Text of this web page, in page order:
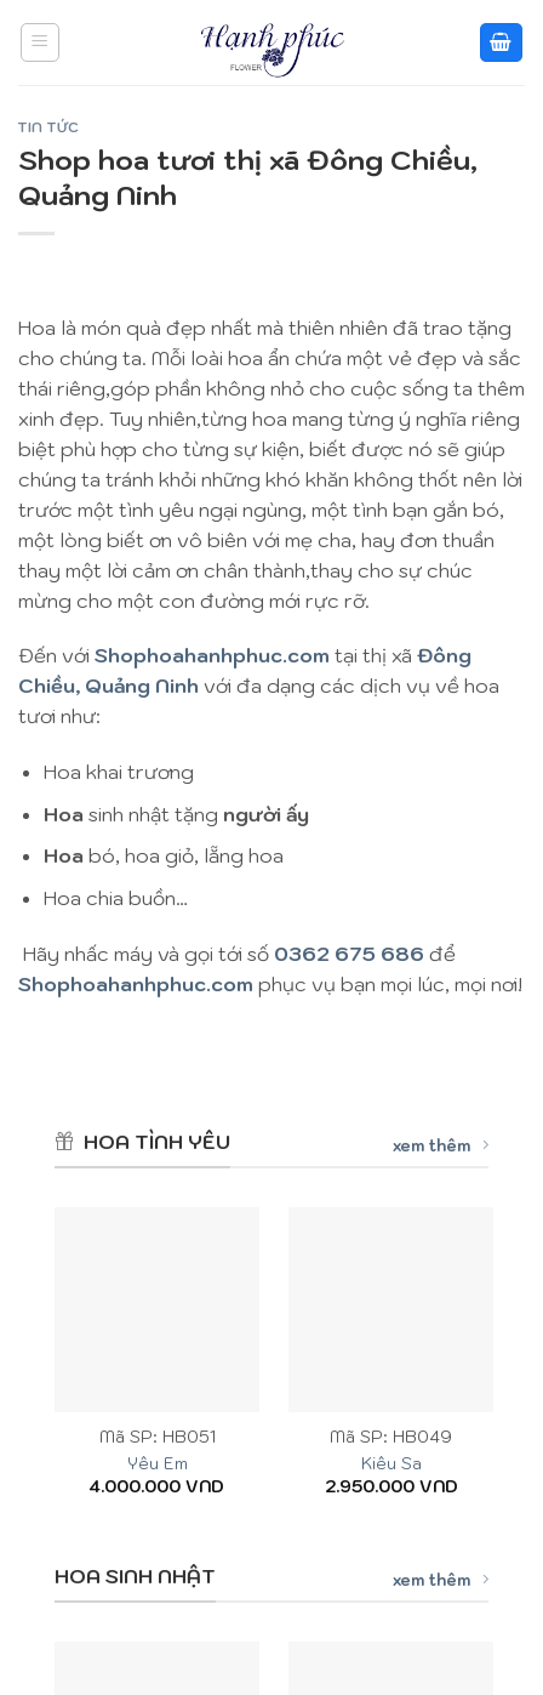
TIN TỨC
Shop hoa tươi thị xã Đông Chiều,
Quảng Ninh
Hoa là món quà đẹp nhất mà thiên nhiên đã trao tặng
cho chúng ta. Mỗi loài hoa ẩn chứa một vẻ đẹp và sắc
thái riêng,góp phần không nhỏ cho cuộc sống ta thêm
xinh đẹp. Tuy nhiên,từng hoa mang từng ý nghĩa riêng
biệt phù hợp cho từng sự kiện, biết được nó sẽ giúp
chúng ta tránh khỏi những khó khăn không thốt nên lời
trước một tình yêu ngại ngùng, một tình bạn gắn bó,
một lòng biết ơn vô biên với mẹ cha, hay đơn thuần
thay một lời cảm ơn chân thành,thay cho sự chúc
mừng cho một con đường mới rực rỡ.
Đến với Shophoahanhphuc.com tại thị xã Đông
Chiều, Quảng Ninh với đa dạng các dịch vụ về hoa
tươi như:
Hoa khai trương
Hoa sinh nhật tặng người ấy
Hoa bó, hoa giỏ, lẵng hoa
Hoa chia buồn…
Hãy nhấc máy và gọi tới số 0362 675 686 để
Shophoahanhphuc.com phục vụ bạn mọi lúc, mọi nơi!
HOA TÌNH YÊU xem thêm
Mã SP: HB051
Yêu Em
4.000.000 VND
Mã SP: HB049
Kiêu Sa
2.950.000VND
HOA SINH NHẬT xem thêm